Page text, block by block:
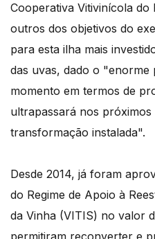
Cooperativa Vitivinícola
outros dos objetivos do
para esta ilha mais
das uvas, dado o "enorme
momento em termos de
ultrapassará nos próximos
transformação instalada".
Desde 2014, já foram
do Regime de Apoio à
da Vinha (VITIS) no valor